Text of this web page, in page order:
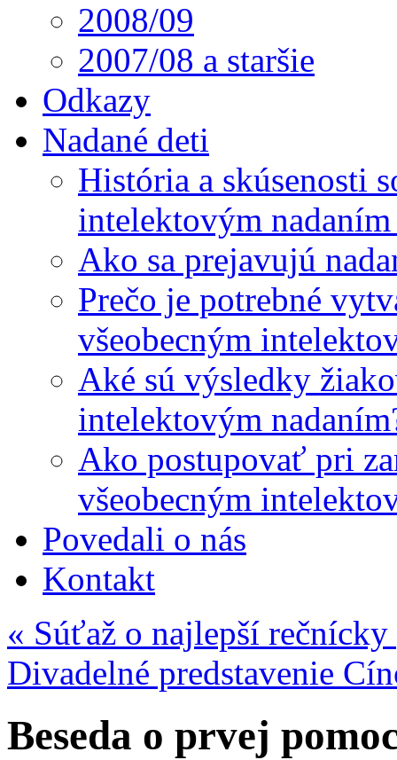
2008/09
2007/08 a staršie
Odkazy
Nadané deti
História a skúsenosti
intelektovým
Ako sa prejavujú
Prečo je potrebné
všeobecným
Aké sú výsledky
intelektovým
Ako postupovať pri
všeobecným
Povedali o nás
Kontakt
« Súťaž o najlepší rečnícky
Divadelné predstavenie
Beseda o prvej